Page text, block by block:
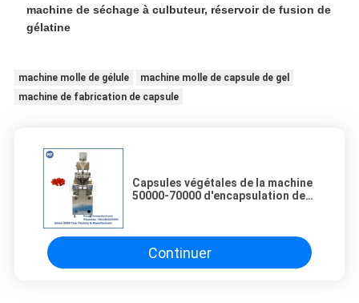
machine de séchage à culbuteur, réservoir de fusion de
gélatine
machine molle de gélule
machine molle de capsule de gel
machine de fabrication de capsule
Capsules végétales de la machine
50000-70000 d'encapsulation de
Continuer